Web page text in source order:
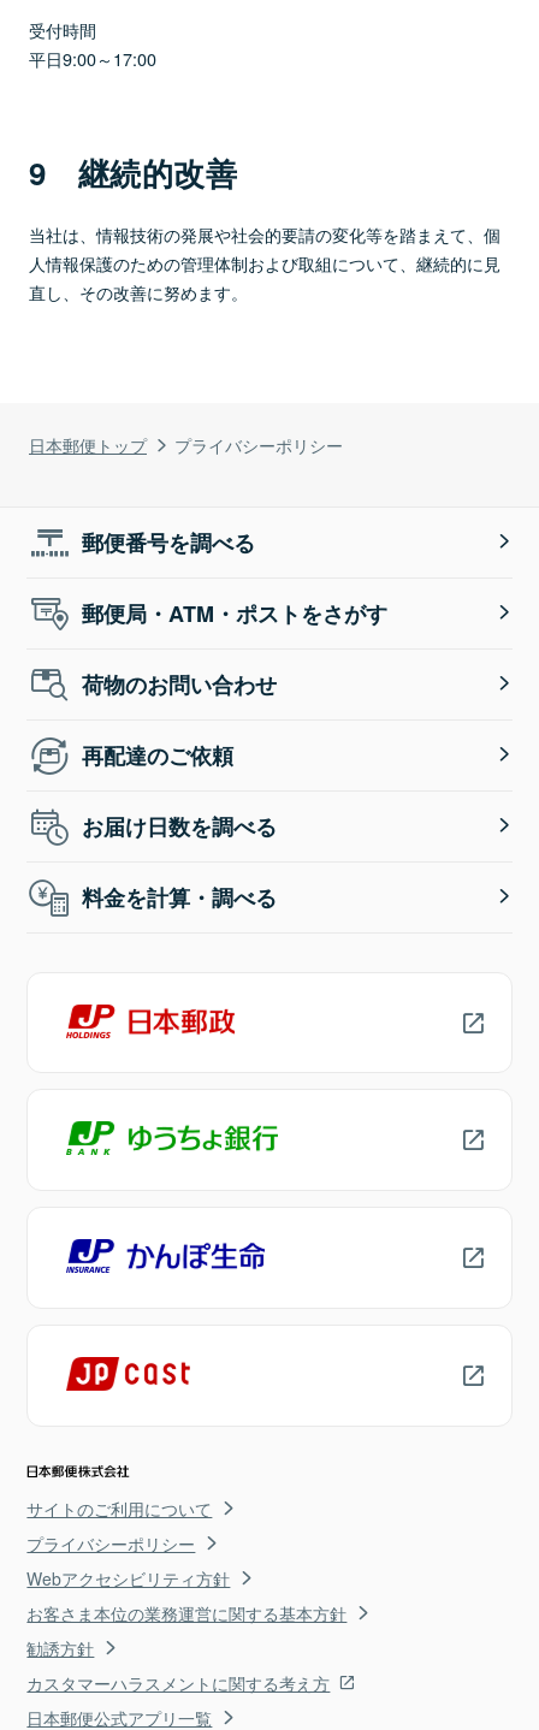
日本郵便トップ プライバシーポリシー
受付時間
平日9:00～17:00
9 継続的改善
当社は、情報技術の発展や社会的要請の変化等を踏まえて、個
人情報保護のための管理体制および取組について、継続的に見
直し、その改善に努めます。
郵便番号を調べる
郵便局・ATM・ポストをさがす
荷物のお問い合わせ
再配達のご依頼
お届け日数を調べる
料金を計算・調べる
サイトのご利用について
プライバシーポリシー
Webアクセシビリティ方針
お客さま本位の業務運営に関する基本方針
勧誘方針
カスタマーハラスメントに関する考え方
日本郵便公式アプリ一覧